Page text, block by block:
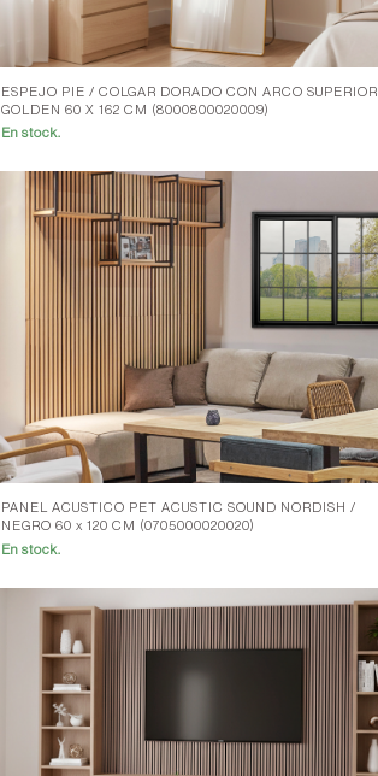
ESPEJO PIE / COLGAR DORADO CON ARCO SUPERIOR
GOLDEN 60 X 162 CM (8000800020009)
En stock.
PANEL ACUSTICO PET ACUSTIC SOUND NORDISH /
NEGRO 60 x 120 CM (0705000020020)
En stock.